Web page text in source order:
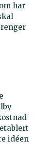
har
idéen